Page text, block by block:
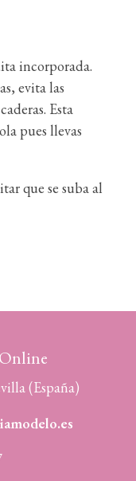
incorporada.
evita las
Esta
pues llevas
que se suba al
(España)